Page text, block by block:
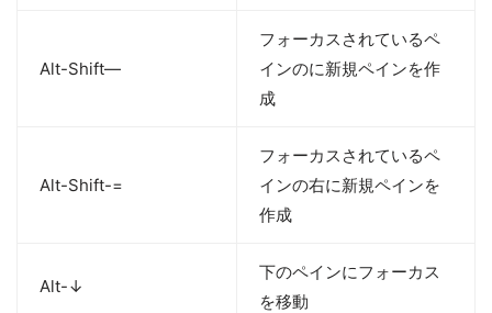
Alt-Shift—
フォーカスされているペ
インのに新規ペインを作
成
Alt-Shift-=
フォーカスされているペ
インの右に新規ペインを
作成
Alt-↓
下のペインにフォーカス
を移動